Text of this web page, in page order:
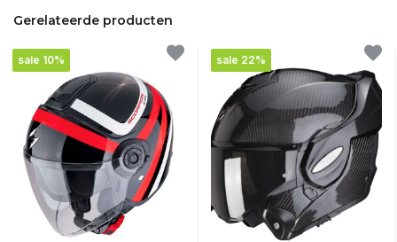
Gerelateerde producten
sale 10% sale 22%